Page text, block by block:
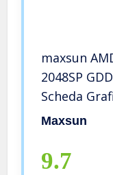
maxsun
2048SP
Scheda
256-Bit
Maxsun
9.7